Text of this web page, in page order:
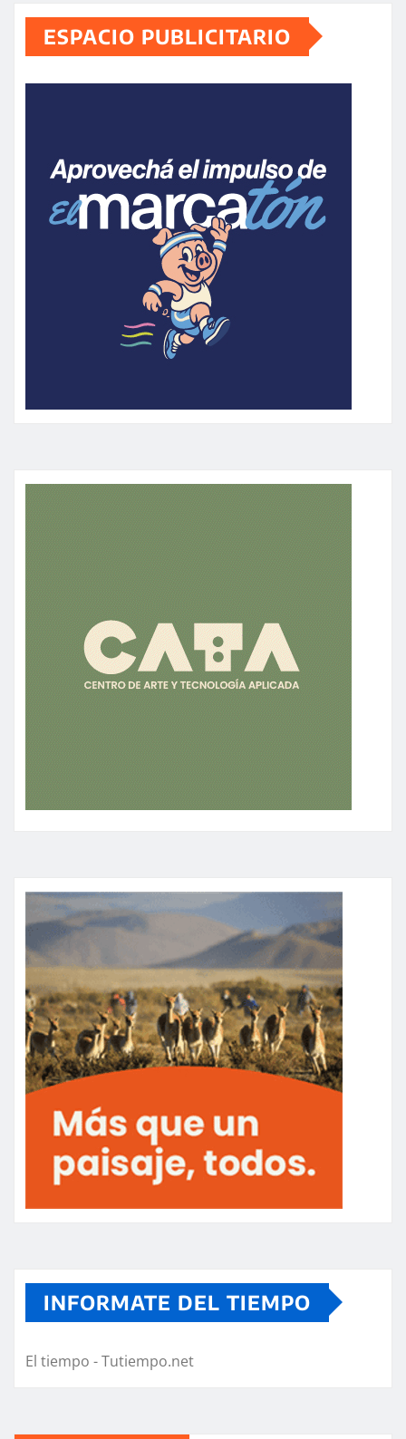
ESPACIO PUBLICITARIO
INFORMATE DEL TIEMPO
El tiempo - Tutiempo.net